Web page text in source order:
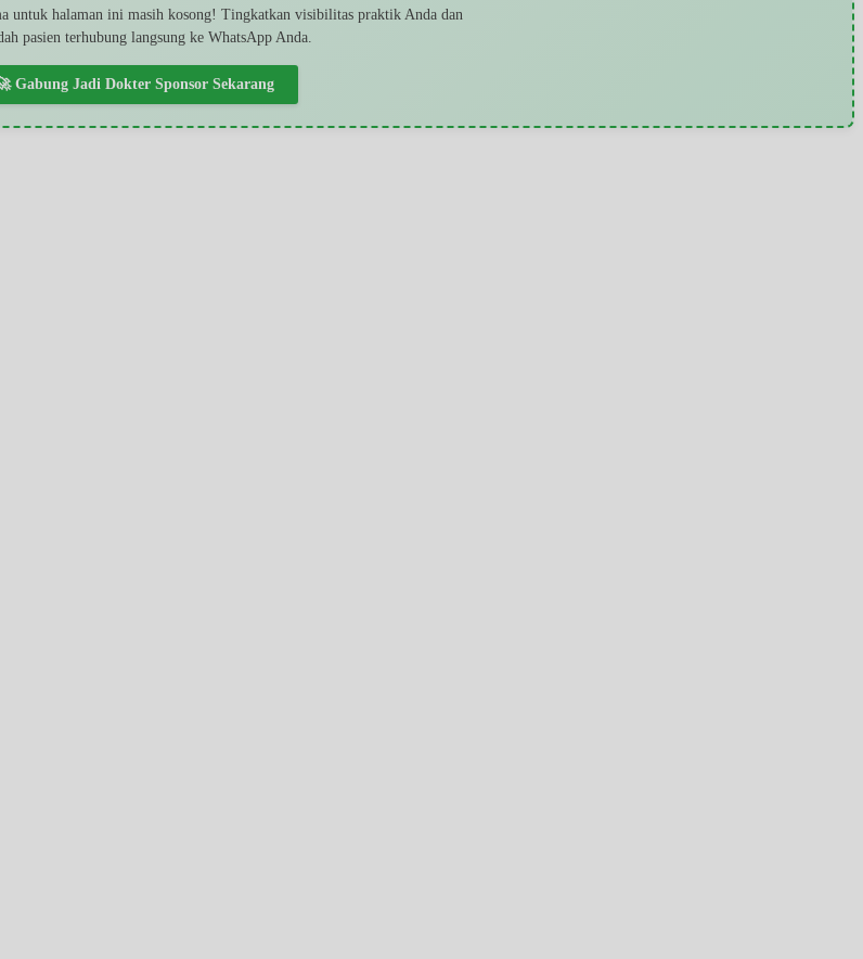
untuk halaman ini masih kosong! Tingkatkan visibilitas praktik Anda dan
pasien terhubung langsung ke WhatsApp Anda.
Gabung Jadi Dokter Sponsor Sekarang